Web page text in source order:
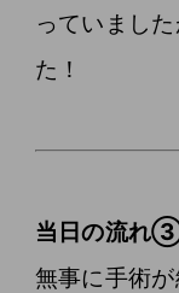
っていまし
た！
当日の流れ
無事に手術